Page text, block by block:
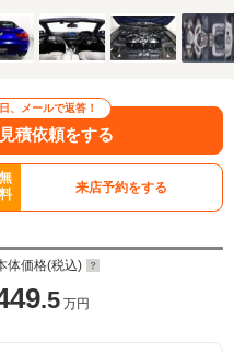
、メールで返答！
積依頼をする
無
料
来店予約をする
体価格(税込)
.5 万円